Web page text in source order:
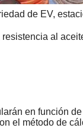
de EV,
al
en función
el método de